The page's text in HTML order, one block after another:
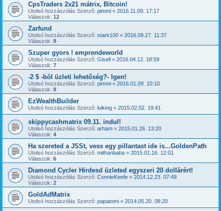
CpsTraders 2x21 mátrix, Bitcoin!
Utolsó hozzászólás Szerző: pimmi « 2016.11.09. 17:17
Válaszok: 12
Zarfund
Utolsó hozzászólás Szerző: stark100 « 2016.09.27. 11:37
Válaszok: 8
Szuper gyors ! emprendeworld
Utolsó hozzászólás Szerző: Gisell « 2016.04.12. 18:59
Válaszok: 7
-2 $ -ból üzleti lehetőség?- Igen!
Utolsó hozzászólás Szerző: pimmi « 2016.01.09. 10:10
Válaszok: 8
EzWealthBuilder
Utolsó hozzászólás Szerző: luiking « 2015.02.02. 19:41
skippycashmatrix 09.11. indul!
Utolsó hozzászólás Szerző: arham « 2015.01.26. 13:20
Válaszok: 4
Ha szereted a JSSt, vess egy pillantast ide is...GoldenPath
Utolsó hozzászólás Szerző: mithanbaba « 2015.01.16. 12:01
Válaszok: 6
Diamond Cycler Hirdesd üzleted egyszeri 20 dollárért!
Utolsó hozzászólás Szerző: ConnieKeefe « 2014.12.23. 07:49
Válaszok: 2
GoldAdMatrix
Utolsó hozzászólás Szerző: papatomi « 2014.05.20. 08:20